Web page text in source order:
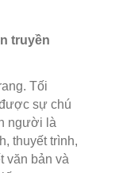
truyền
Tối
sự chú
người là
thuyết trình,
văn bản và